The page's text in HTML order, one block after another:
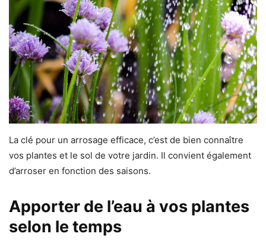
La clé pour un arrosage efficace, c’est de bien connaître
vos plantes et le sol de votre jardin. Il convient également
d’arroser en fonction des saisons.
Apporter de l’eau à vos plantes
selon le temps